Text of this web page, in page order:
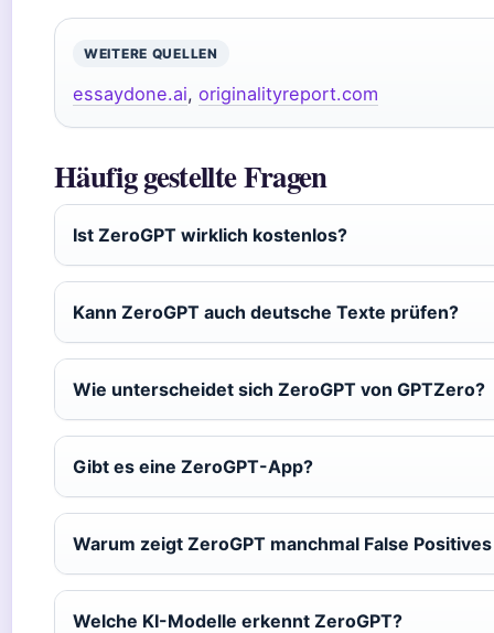
WEITERE QUELLEN
essaydone.ai, originalityreport.com
Häufig gestellte Fragen
Ist ZeroGPT wirklich kostenlos?
Kann ZeroGPT auch deutsche Texte prüfen?
Wie unterscheidet sich ZeroGPT von GPTZero?
Gibt es eine ZeroGPT-App?
Warum zeigt ZeroGPT manchmal False
Welche KI-Modelle erkennt ZeroGPT?